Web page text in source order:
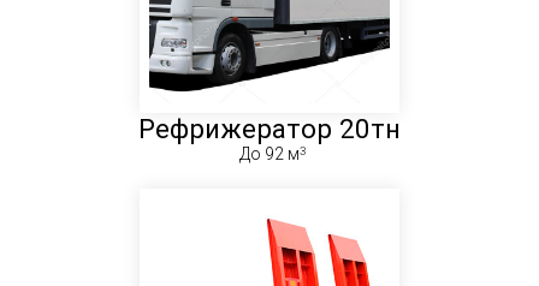
Рефрижератор 20тн
До 92 м